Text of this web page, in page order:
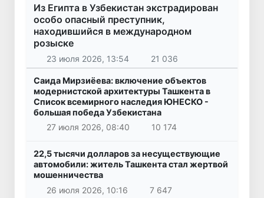
Из Египта в Узбекистан экстрадирован
особо опасный преступник,
находившийся в международном
розыске
23 июля 2026, 13:54 21 036
Саида Мирзиёева: включение объектов
модернистской архитектуры Ташкента в
Список всемирного наследия ЮНЕСКО -
большая победа Узбекистана
27 июля 2026, 08:40
10 174
22,5 тысячи долларов за несуществующие
автомобили: житель Ташкента стал жертвой
мошенничества
26 июля 2026, 10:16
7 647